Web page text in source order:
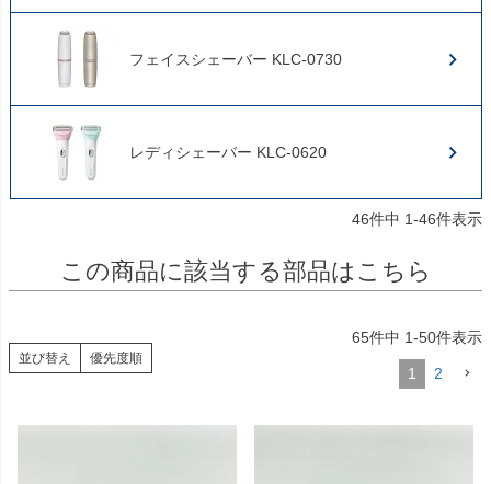
フェイスシェーバー KLC-0730
レディシェーバー KLC-0620
46件中 1-46件表示
この商品に該当する部品はこちら
並び替え 優先度順
65件中 1-50件表示
1 2